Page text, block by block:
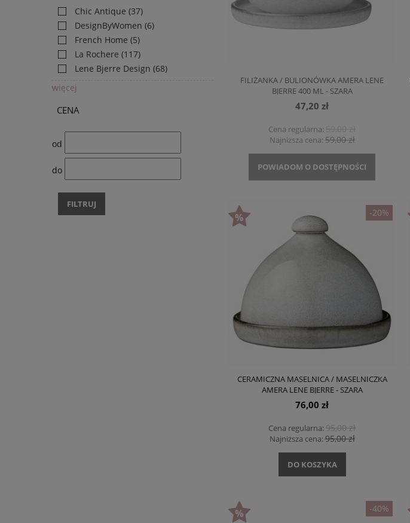
Chic Antique (37)
DesignByWomen (6)
French Home (5)
La Rochere (117)
Lene Bjerre Design (68)
więcej
CENA
od
do
FILTRUJ
FILIŻANKA / BULIONÓWKA AMERA LENE
BJERRE 400 ML - SZARA
47,20 zł
Cena regularna:
Najniższa cena: 59,00 zł
POWIADOM O DOSTĘPNOŚCI
CERAMICZNA MASELNICA / MASELNICZKA
AMERA LENE BJERRE - SZARA
76,00 zł
Cena regularna:95,00 zł
Najniższa cena:95,00 zł
DO KOSZYKA
-20%
-40%